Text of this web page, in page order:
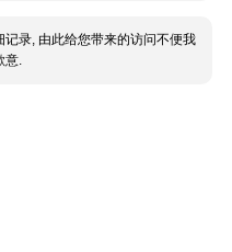
记录, 由此给您带来的访问不便我
意.